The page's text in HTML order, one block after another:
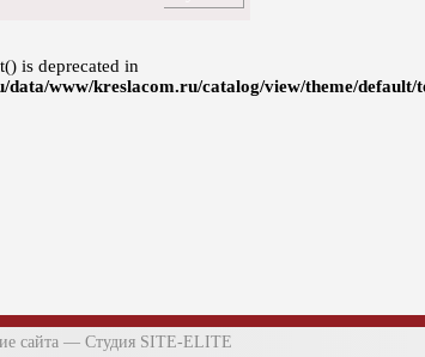
is deprecated in
www/kreslacom.ru/catalog/view/theme/
сайта — Студия SITE-ELITE